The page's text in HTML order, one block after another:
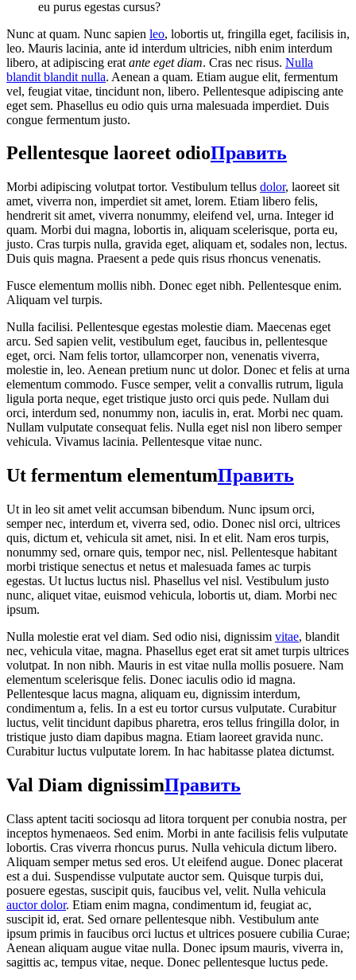
eu purus egestas cursus?
Nunc at quam. Nunc sapien leo, lobortis ut, fringilla eget, facilisis in,
leo. Mauris lacinia, ante id interdum ultricies, nibh enim interdum
libero, at adipiscing erat ante eget diam. Cras nec risus. Nulla
blandit blandit nulla. Aenean a quam. Etiam augue elit, fermentum
vel, feugiat vitae, tincidunt non, libero. Pellentesque adipiscing ante
eget sem. Phasellus eu odio quis urna malesuada imperdiet. Duis
congue fermentum justo.
Pellentesque laoreet odioПравить
Morbi adipiscing volutpat tortor. Vestibulum tellus dolor, laoreet sit
amet, viverra non, imperdiet sit amet, lorem. Etiam libero felis,
hendrerit sit amet, viverra nonummy, eleifend vel, urna. Integer id
quam. Morbi dui magna, lobortis in, aliquam scelerisque, porta eu,
justo. Cras turpis nulla, gravida eget, aliquam et, sodales non, lectus.
Duis quis magna. Praesent a pede quis risus rhoncus venenatis.
Fusce elementum mollis nibh. Donec eget nibh. Pellentesque enim.
Aliquam vel turpis.
Nulla facilisi. Pellentesque egestas molestie diam. Maecenas eget
arcu. Sed sapien velit, vestibulum eget, faucibus in, pellentesque
eget, orci. Nam felis tortor, ullamcorper non, venenatis viverra,
molestie in, leo. Aenean pretium nunc ut dolor. Donec et felis at urna
elementum commodo. Fusce semper, velit a convallis rutrum, ligula
ligula porta neque, eget tristique justo orci quis pede. Nullam dui
orci, interdum sed, nonummy non, iaculis in, erat. Morbi nec quam.
Nullam vulputate consequat felis. Nulla eget nisl non libero semper
vehicula. Vivamus lacinia. Pellentesque vitae nunc.
Ut fermentum elementumПравить
Ut in leo sit amet velit accumsan bibendum. Nunc ipsum orci,
semper nec, interdum et, viverra sed, odio. Donec nisl orci, ultrices
quis, dictum et, vehicula sit amet, nisi. In et elit. Nam eros turpis,
nonummy sed, ornare quis, tempor nec, nisl. Pellentesque habitant
morbi tristique senectus et netus et malesuada fames ac turpis
egestas. Ut luctus luctus nisl. Phasellus vel nisl. Vestibulum justo
nunc, aliquet vitae, euismod vehicula, lobortis ut, diam. Morbi nec
ipsum.
Nulla molestie erat vel diam. Sed odio nisi, dignissim vitae, blandit
nec, vehicula vitae, magna. Phasellus eget erat sit amet turpis ultrices
volutpat. In non nibh. Mauris in est vitae nulla mollis posuere. Nam
elementum scelerisque felis. Donec iaculis odio id magna.
Pellentesque lacus magna, aliquam eu, dignissim interdum,
condimentum a, felis. In a est eu tortor cursus vulputate. Curabitur
luctus, velit tincidunt dapibus pharetra, eros tellus fringilla dolor, in
tristique justo diam dapibus magna. Etiam laoreet gravida nunc.
Curabitur luctus vulputate lorem. In hac habitasse platea dictumst.
Val Diam dignissimПравить
Class aptent taciti sociosqu ad litora torquent per conubia nostra, per
inceptos hymenaeos. Sed enim. Morbi in ante facilisis felis vulputate
lobortis. Cras viverra rhoncus purus. Nulla vehicula dictum libero.
Aliquam semper metus sed eros. Ut eleifend augue. Donec placerat
est a dui. Suspendisse vulputate auctor sem. Quisque turpis dui,
posuere egestas, suscipit quis, faucibus vel, velit. Nulla vehicula
auctor dolor. Etiam enim magna, condimentum id, feugiat ac,
suscipit id, erat. Sed ornare pellentesque nibh. Vestibulum ante
ipsum primis in faucibus orci luctus et ultrices posuere cubilia Curae;
Aenean aliquam augue vitae nulla. Donec ipsum mauris, viverra in,
sagittis ac, tempus vitae, neque. Donec pellentesque luctus pede.